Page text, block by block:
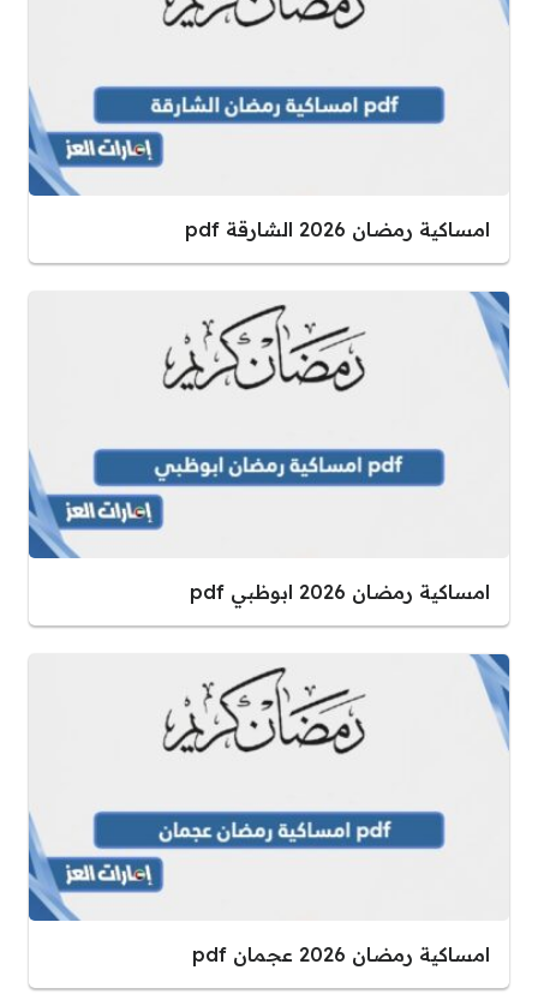
امساكية رمضان 2026 الشارقة pdf
امساكية رمضان 2026 ابوظبي pdf
امساكية رمضان 2026 عجمان pdf